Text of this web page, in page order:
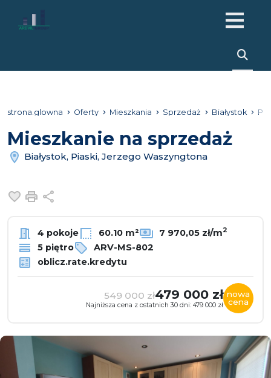
strona.glowna Oferty Mieszkania Sprzedaż Białystok
Mieszkanie na sprzedaż
Białystok, Piaski, Jerzego Waszyngtona
Dodaj do ulubionych
Drukuj
4 pokoje 60.10 m² 7 970,05 zł/m2
5 piętro
ARV-MS-802
oblicz.rate.kredytu
549 000 zł479 000 zł
Najniższa cena z ostatnich 30 dni: 479 000 zł
nowa
cena